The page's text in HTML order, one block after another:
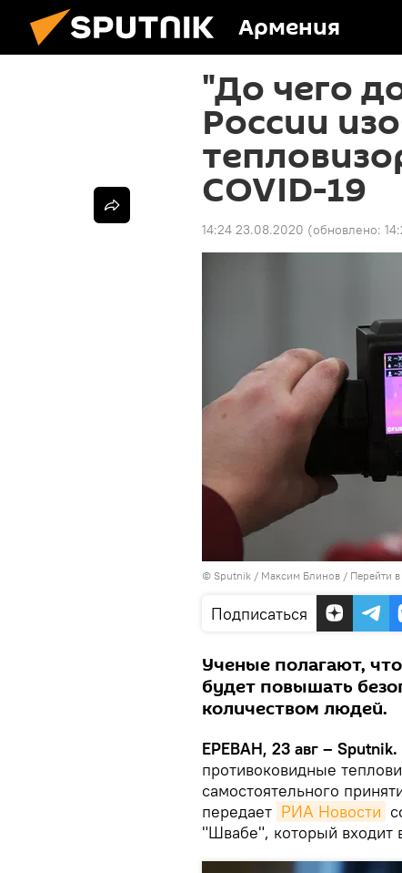
Армения
"До чего
России
COVID-19
14:24 23.08.2020 (обновлено:
© Sputnik / Максим Блинов / Перейти
Подписаться
Ученые полагают,
будет повышать
количеством людей.
ЕРЕВАН, 23 авг – Sputnik.
противоковидные
самостоятельного
передает РИА Новости
"Швабе", который входит